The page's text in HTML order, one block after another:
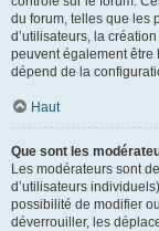
du forum, telles que les
d’utilisateurs, la
peuvent également être
dépend de la
Haut
Que sont les
Les modérateurs sont
d’utilisateurs
possibilité de modifier
déverrouiller, les